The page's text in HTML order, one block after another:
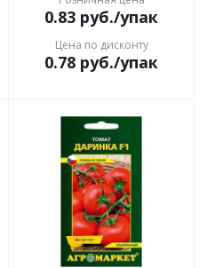
0.83 руб./упак
Цена по дисконту
0.78 руб./упак